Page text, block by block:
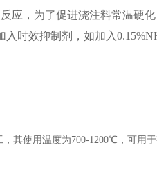
，为了促进浇注料常温硬
时效抑制剂，如加入
其使用温度为700-1200℃，可用